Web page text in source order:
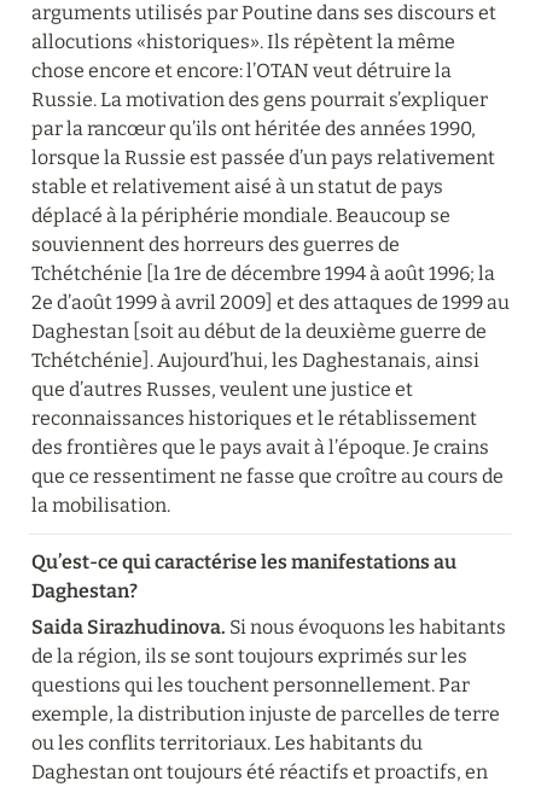
arguments utilisés par Poutine dans ses discours et
allocutions «historiques». Ils répètent la même
chose encore et encore: l’OTAN veut détruire la
Russie. La motivation des gens pourrait s’expliquer
par la rancœur qu’ils ont héritée des années 1990,
lorsque la Russie est passée d’un pays relativement
stable et relativement aisé à un statut de pays
déplacé à la périphérie mondiale. Beaucoup se
souviennent des horreurs des guerres de
Tchétchénie [la 1re de décembre 1994 à août 1996; la
2e d’août 1999 à avril 2009] et des attaques de 1999 au
Daghestan [soit au début de la deuxième guerre de
Tchétchénie]. Aujourd’hui, les Daghestanais, ainsi
que d’autres Russes, veulent une justice et
reconnaissances historiques et le rétablissement
des frontières que le pays avait à l’époque. Je crains
que ce ressentiment ne fasse que croître au cours de
la mobilisation.
Qu’est-ce qui caractérise les manifestations au
Daghestan?
Saida Sirazhudinova. Si nous évoquons les habitants
de la région, ils se sont toujours exprimés sur les
questions qui les touchent personnellement. Par
exemple, la distribution injuste de parcelles de terre
ou les conflits territoriaux. Les habitants du
Daghestan ont toujours été réactifs et proactifs, en